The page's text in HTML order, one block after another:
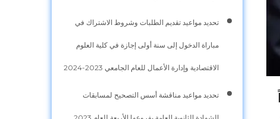
تحديد مواعيد تقديم الطلبات وشروط الاشتراك في
مباراة الدخول إلى سنة أولى إجازة في كلية العلوم
الاقتصادية وإدارة الأعمال للعام الجامعي 2023-2024
تحديد مواعيد مناقشة أسس التصحيح لمسابقات